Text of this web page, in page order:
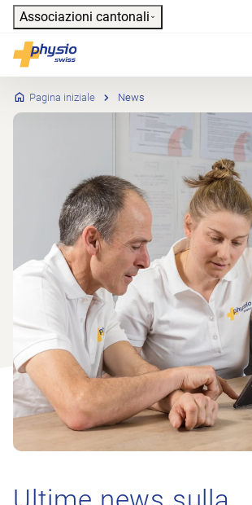
Header
Associazioni cantonali
Physioswiss
Navigazione principale
Pagina iniziale News